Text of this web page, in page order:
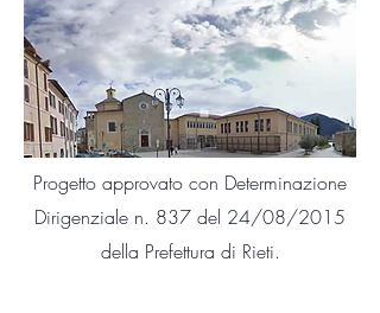
Progetto approvato con Determinazione
Dirigenziale n. 837 del 24/08/2015
della Prefettura di Rieti.